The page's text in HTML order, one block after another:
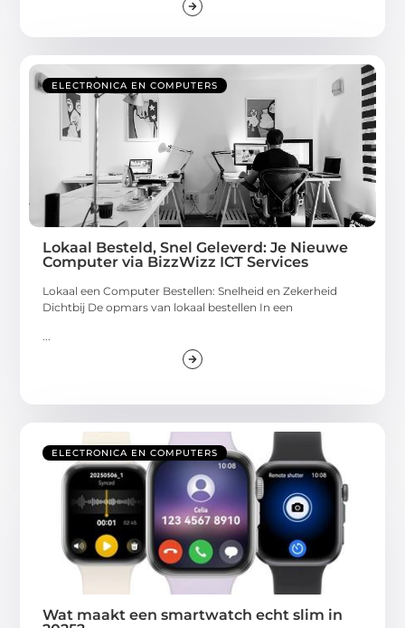
ELECTRONICA EN COMPUTERS
Lokaal Besteld, Snel Geleverd: Je Nieuwe
Computer via BizzWizz ICT Services
Lokaal een Computer Bestellen: Snelheid en Zekerheid
Dichtbij De opmars van lokaal bestellen In een
...
ELECTRONICA EN COMPUTERS
Wat maakt een smartwatch echt slim in